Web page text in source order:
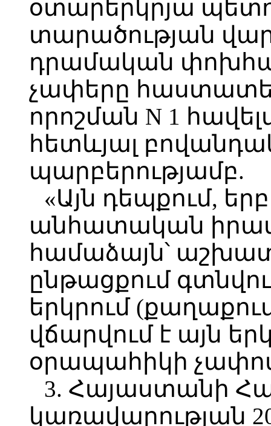
օտարերկրյա
տարածության
դրամական
չափերը
որոշման N 1
հետևյալ
պարբերությամբ.
«Այն դեպքում,
անհատական
համաձայն՝
ընթացքում
երկրում
վճարվում է այն
օրապահիկի
3. Հայաստանի
կառավարության